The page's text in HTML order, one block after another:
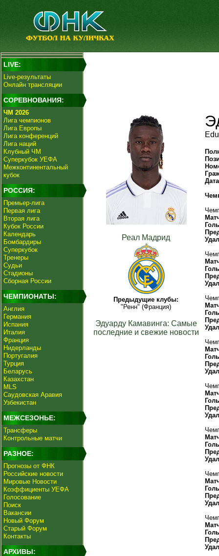
LIVE:
Live-результаты
Онлайн трансляции
СОРЕВНОВАНИЯ:
ЧМ 2026
Лига чемпионов
Лига Европы
Лига конференций
Лига наций
Клубный ЧМ
Суперкубок УЕФА
Межконтинентальный
кубок
РОССИЯ:
Премьер-лига
Первая лига
Вторая лига
Кубок России
Календарь
Бомбардиры
Суперкубок
Тренеры
Судьи
Стадионы
Сборная России
ЧЕМПИОНАТЫ:
Англия
Германия
Испания
Италия
Франция
Нидерланды
Португалия
Турция
Беларусь
Казахстан
MLS
Саудовская Аравия
Узбекистан
МЕЖСЕЗОНЬЕ:
Трансферы
Контрольные матчи
РАЗНОЕ:
Прогнозы от ФНК
Российские новости
Мировые Новости
Коэффициенты УЕФА
Голосование
Поиск
Вакансии
Новый Форум
Старый Форум
Контакты
АРХИВЫ:
Реал Мадрид
Предыдущие клубы:
"Ренн" (Франция)
Эдуарду Камавинга: Самые
последние и свежие новости